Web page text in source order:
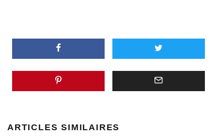
ARTICLES SIMILAIRES